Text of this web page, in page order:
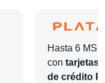
Hasta 6 MSI
con tarjetas
de crédito